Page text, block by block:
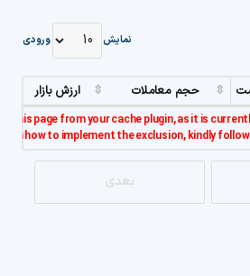
نمایش ورودی
بعدی
حجم معاملات ارزش بازار
this page from your cache plugin, as it is
on how to implement the exclusion, kindly